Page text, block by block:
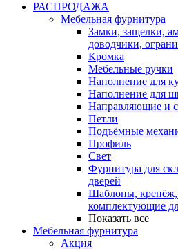
РАСПРОДАЖА
Мебельная фурнитура
Замки, защелки,
доводчики,
Кромка
Мебельные ручки
Наполнение для
Наполнение для
Направляющие и
Петли
Подъёмные
Профиль
Свет
Фурнитура для
дверей
Шаблоны, крепёж,
комплектующие
Показать все
Мебельная фурнитура
Акция